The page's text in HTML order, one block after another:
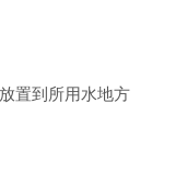
置到所用水地方